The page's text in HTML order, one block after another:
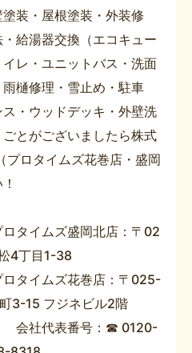
塗装・外装修
給湯器交換（エコキュー
レ・ユニットバス・洗面
樋修理・雪止め・駐車
・ウッドデッキ・外壁洗
とがございましたら株式
プロタイムズ花巻店・盛岡
岡北店：〒02
4丁目1-38​
巻店：〒025-
3-15 フジネビル2階​
号：☎ 0120-